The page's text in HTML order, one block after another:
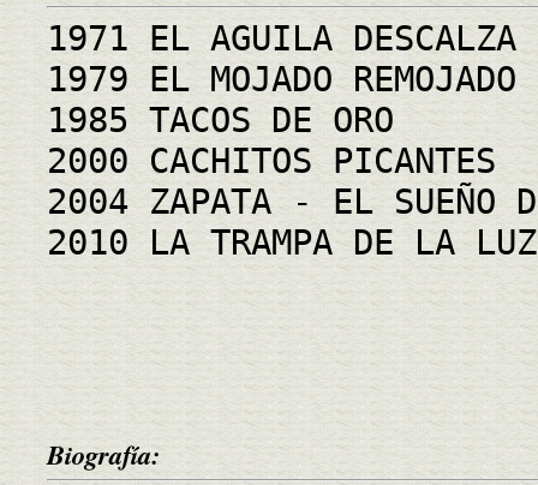
1971 EL AGUILA DESCALZA
1979 EL MOJADO REMOJADO
1985 TACOS DE ORO
2000 CACHITOS PICANTES
2004 ZAPATA - EL SUEÑO
2010 LA TRAMPA DE LA LUZ
Biografía: